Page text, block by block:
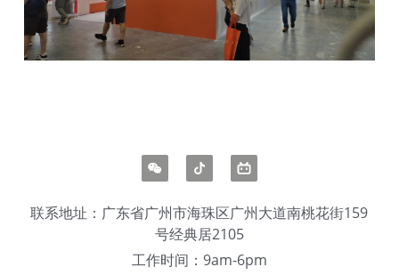
联系地址：广东省广州市海珠区广州大道南桃花街159
号经典居2105
工作时间：9am-6pm